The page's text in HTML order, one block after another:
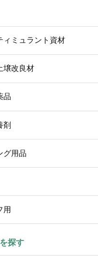
ィミュラント資材
壌改良材
品
剤
グ用品
用
探す